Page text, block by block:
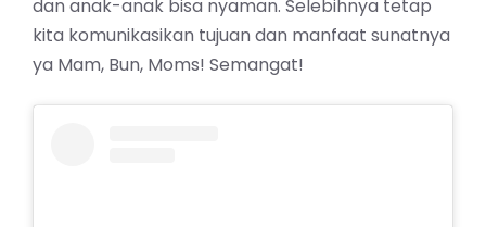
dan anak-anak bisa nyaman. Selebihnya tetap
kita komunikasikan tujuan dan manfaat sunatnya
ya Mam, Bun, Moms! Semangat!